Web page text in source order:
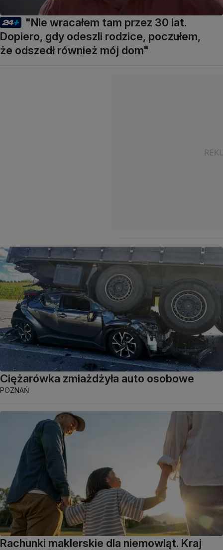
"Nie wracałem tam przez 30 lat.
Dopiero, gdy odeszli rodzice, poczułem,
że odszedł również mój dom"
Ciężarówka zmiażdżyła auto osobowe
POZNAŃ
Rachunki maklerskie dla niemowląt. Kraj